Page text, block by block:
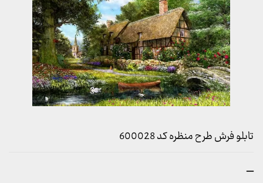
تابلو فرش طرح منظره کد 600028
–محدوده